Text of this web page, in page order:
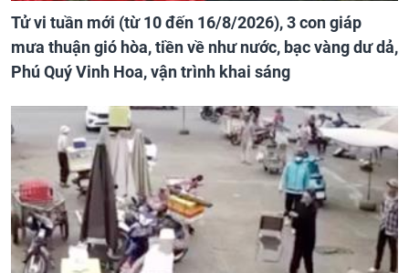
Tử vi tuần mới (từ 10 đến 16/8/2026), 3 con giáp
mưa thuận gió hòa, tiền về như nước, bạc vàng dư dả,
Phú Quý Vinh Hoa, vận trình khai sáng